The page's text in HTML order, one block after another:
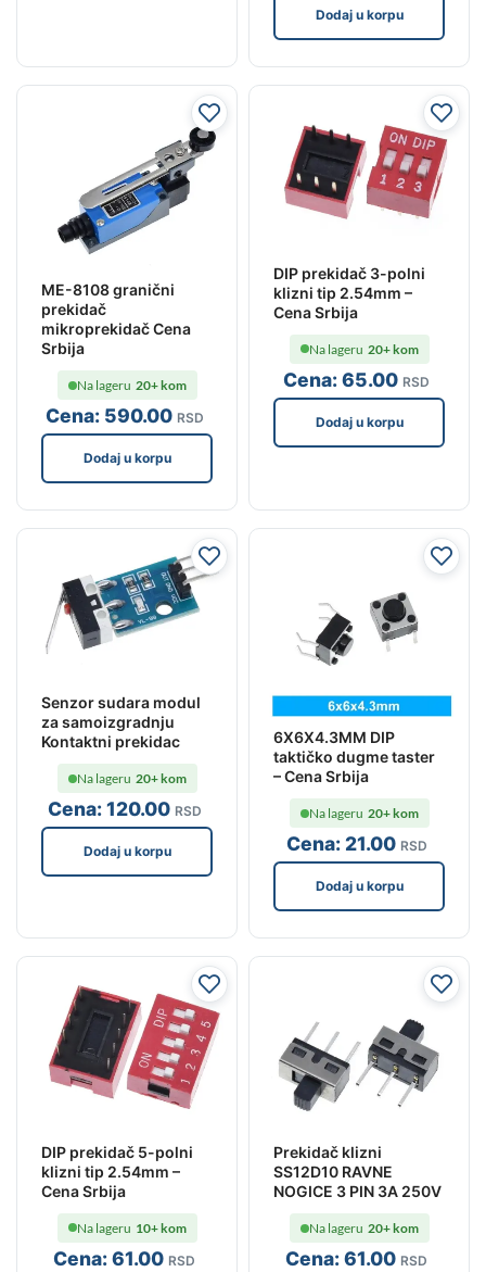
Dodaj u korpu
ME-8108 granični
prekidač
mikroprekidač Cena
Srbija
Cena: 590.00 RSD
Na lageru 20+ kom
Dodaj u korpu
DIP prekidač 3-polni
klizni tip 2.54mm –
Cena Srbija
Cena:65.00 RSD
Na lageru 20+ kom
Dodaj u korpu
Senzor sudara modul
za samoizgradnju
Kontaktni prekidac
Cena:120.00 RSD
Na lageru 20+ kom
Dodaj u korpu
6X6X4.3MM DIP
taktičko dugme taster
– Cena Srbija
Cena: 21.00 RSD
Na lageru 20+ kom
Dodaj u korpu
DIP prekidač 5-polni
klizni tip 2.54mm –
Cena Srbija
Cena:61.00 RSD
Na lageru 10+ kom
Prekidač klizni
SS12D10 RAVNE
NOGICE 3 PIN 3A 250V
Cena:61.00 RSD
Na lageru 20+ kom